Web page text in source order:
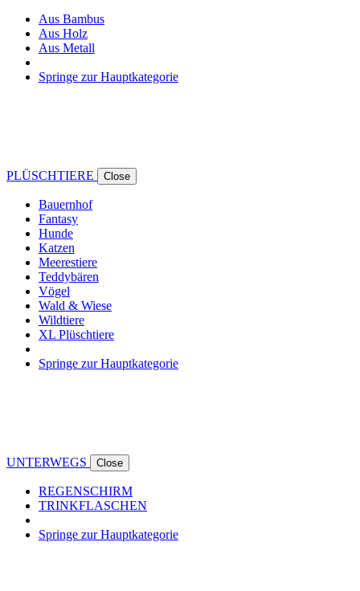
Aus Bambus
Aus Holz
Aus Metall
Springe zur Hauptkategorie
PLÜSCHTIERE Close
Bauernhof
Fantasy
Hunde
Katzen
Meerestiere
Teddybären
Vögel
Wald & Wiese
Wildtiere
XL Plüschtiere
Springe zur Hauptkategorie
UNTERWEGS Close
REGENSCHIRM
TRINKFLASCHEN
Springe zur Hauptkategorie